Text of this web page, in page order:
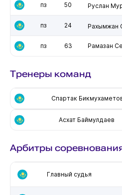
пз 50 Руслан
пз 24 Рахымжан
пз 63 Рамазан
Тренеры команд
Спартак
Асхат Баймулдаев
Арбитры
Главный судья